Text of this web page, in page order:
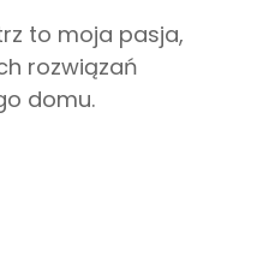
to moja pasja,
rozwiązań
domu.